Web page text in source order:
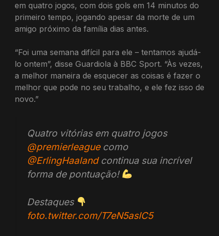
em quatro jogos, com dois gols em 14 minutos do
primeiro tempo, jogando apesar da morte de um
amigo próximo da família dias antes.
“Foi uma semana difícil para ele – tentamos ajudá-
lo ontem”, disse Guardiola à BBC Sport. “Às vezes,
a melhor maneira de esquecer as coisas é fazer o
melhor que pode no seu trabalho, e ele fez isso de
novo.”
Quatro vitórias em quatro jogos
@premierleaguecomo
@ErlingHaalandcontinua sua incrível
forma de pontuação!
Destaques
foto.twitter.com/T7eN5asIC5